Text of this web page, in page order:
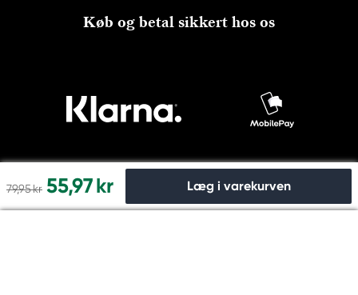
79,95 kr 55,97 kr Læg i varekurven
Køb og betal sikkert hos os